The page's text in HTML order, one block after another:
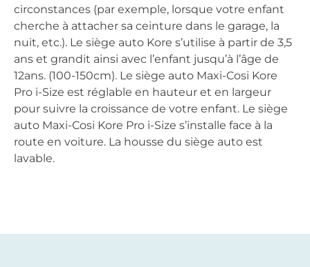
circonstances (par exemple, lorsque votre enfant
cherche à attacher sa ceinture dans le garage, la
nuit, etc.). Le siège auto Kore s’utilise à partir de 3,5
ans et grandit ainsi avec l’enfant jusqu’à l’âge de
12ans. (100-150cm). Le siège auto Maxi-Cosi Kore
Pro i-Size est réglable en hauteur et en largeur
pour suivre la croissance de votre enfant. Le siège
auto Maxi-Cosi Kore Pro i-Size s’installe face à la
route en voiture. La housse du siège auto est
lavable.